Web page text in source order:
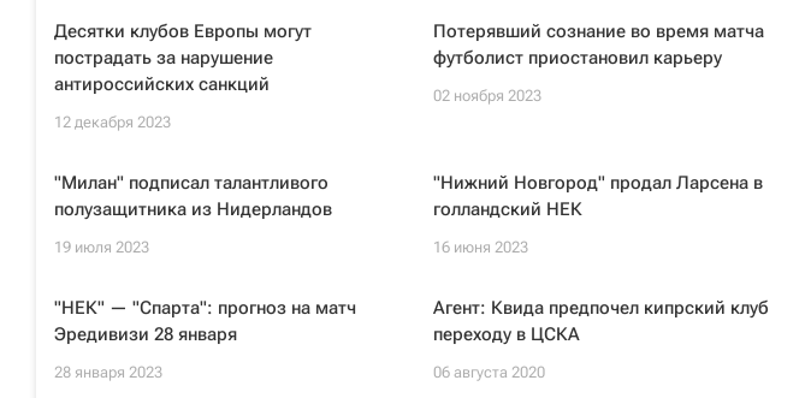
Десятки клубов Европы могут
пострадать за нарушение
антироссийских санкций
12 декабря 2023
Потерявший сознание во время матча
футболист приостановил карьеру
02 ноября 2023
"Милан" подписал талантливого
полузащитника из Нидерландов
19 июля 2023
"Нижний Новгород" продал Ларсена в
голландский НЕК
16 июня 2023
"НЕК" — "Спарта": прогноз на матч
Эредивизи 28 января
28 января 2023
Агент: Квида предпочел кипрский клуб
переходу в ЦСКА
06 августа 2020